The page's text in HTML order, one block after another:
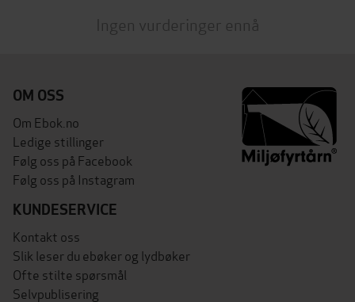
Ingen vurderinger ennå
OM OSS
Om Ebok.no
Ledige stillinger
Følg oss på Facebook
Følg oss på Instagram
KUNDESERVICE
Kontakt oss
Slik leser du ebøker og lydbøker
Ofte stilte spørsmål
Selvpublisering